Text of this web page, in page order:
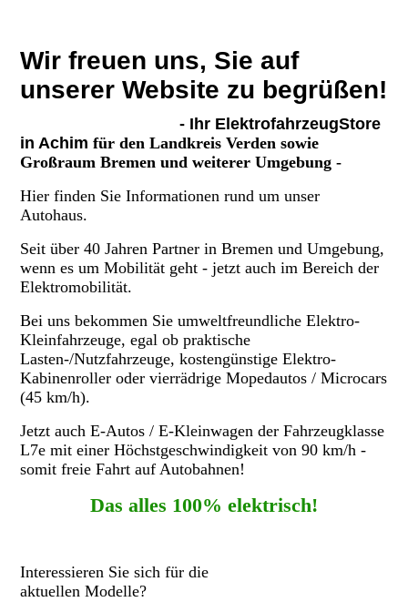
Wir freuen uns, Sie auf
unserer Website zu begrüßen!
- Ihr ElektrofahrzeugStore
in Achimfür den Landkreis Verden sowie
Großraum Bremen und weiterer Umgebung -
Hier finden Sie Informationen rund um unser
Autohaus.
Seit über 40 Jahren Partner in Bremen und Umgebung,
wenn es um Mobilität geht - jetzt auch im Bereich der
Elektromobilität.
Bei uns bekommen Sie umweltfreundliche Elektro-
Kleinfahrzeuge, egal ob praktische
Lasten-/Nutzfahrzeuge, kostengünstige Elektro-
Kabinenroller oder vierrädrige Mopedautos / Microcars
(45 km/h).
Jetzt auch E-Autos / E-Kleinwagen der Fahrzeugklasse
L7e mit einer Höchstgeschwindigkeit von 90 km/h -
somit freie Fahrt auf Autobahnen!
Das alles 100% elektrisch!
Interessieren Sie sich für die
aktuellen Modelle?